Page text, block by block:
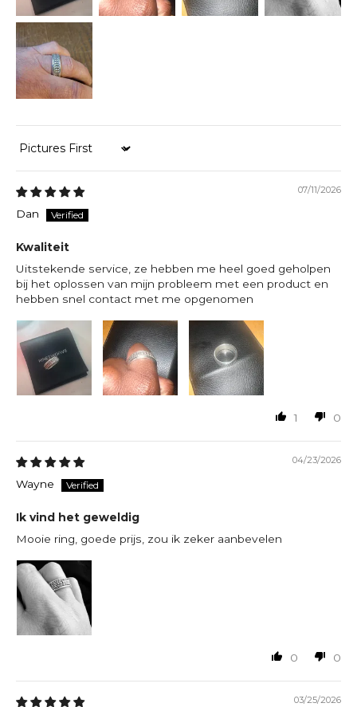
Sort by
07/11/2026
Dan
Kwaliteit
Uitstekende service, ze hebben me heel goed geholpen
bij het oplossen van mijn probleem met een product en
hebben snel contact met me opgenomen
1 0
04/23/2026
Wayne
Ik vind het geweldig
Mooie ring, goede prijs, zou ik zeker aanbevelen
0 0
03/25/2026